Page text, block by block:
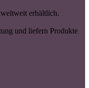
erhältlich.
und liefern Produkte